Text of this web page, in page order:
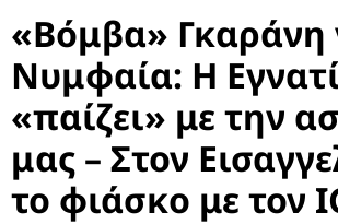
«Βόμβα» Γκαράνη
Νυμφαία: Η
«παίζει» με την
μας – Στον
το φιάσκο με τον